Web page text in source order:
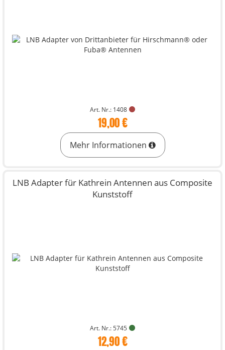
Art. Nr.: 1408
19,00 €
Mehr Informationen
LNB Adapter für Kathrein Antennen aus Composite
Kunststoff
Art. Nr.: 5745
12,90 €